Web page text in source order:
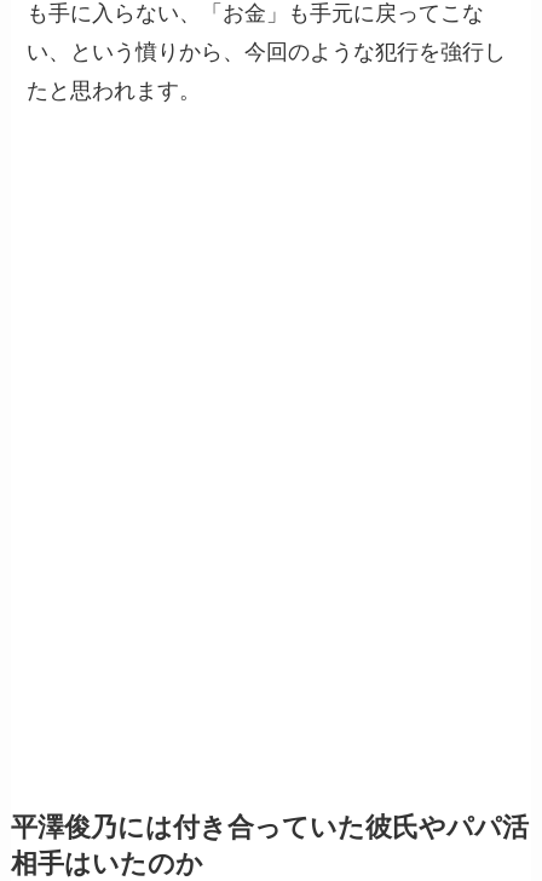
も手に入らない、「お金」も手元に戻ってこな
い、という憤りから、今回のような犯行を強行し
たと思われます。
平澤俊乃には付き合っていた彼氏やパパ活
相手はいたのか